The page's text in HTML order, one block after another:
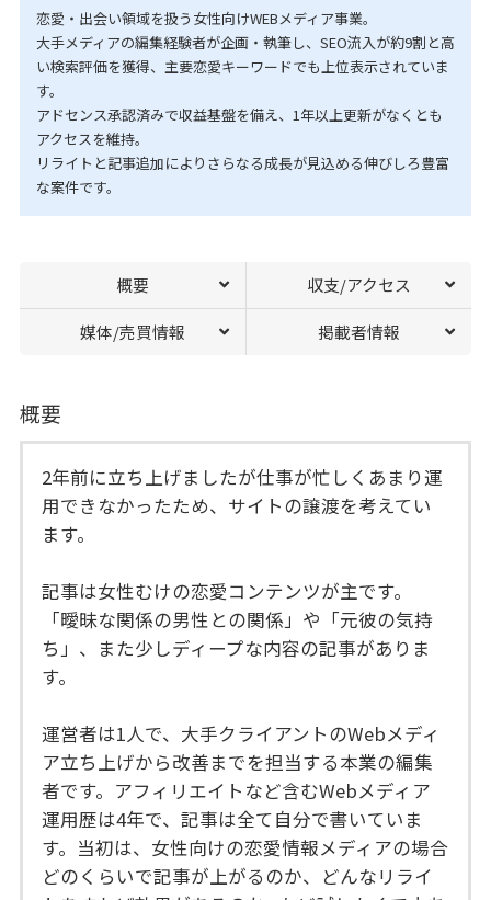
恋愛・出会い領域を扱う女性向けWEBメディア事業。
大手メディアの編集経験者が企画・執筆し、SEO流入が約9割と高
い検索評価を獲得、主要恋愛キーワードでも上位表示されていま
す。
アドセンス承認済みで収益基盤を備え、1年以上更新がなくとも
アクセスを維持。
リライトと記事追加によりさらなる成長が見込める伸びしろ豊富
な案件です。
概要 収支/アクセス
媒体/売買情報 掲載者情報
概要
2年前に立ち上げましたが仕事が忙しくあまり運
用できなかったため、サイトの譲渡を考えてい
ます。
記事は女性むけの恋愛コンテンツが主です。
「曖昧な関係の男性との関係」や「元彼の気持
ち」、また少しディープな内容の記事がありま
す。
運営者は1人で、大手クライアントのWebメディ
ア立ち上げから改善までを担当する本業の編集
者です。アフィリエイトなど含むWebメディア
運用歴は4年で、記事は全て自分で書いていま
す。当初は、女性向けの恋愛情報メディアの場合
どのくらいで記事が上がるのか、どんなリライ